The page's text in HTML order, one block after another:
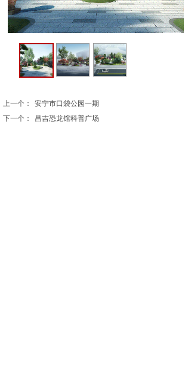
上一个：
安宁市口袋公园一期
下一个：
昌吉恐龙馆科普广场